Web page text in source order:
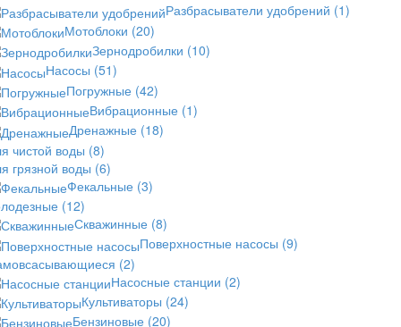
Разбрасыватели удобрений (1)
Мотоблоки (20)
Зернодробилки (10)
Насосы (51)
Погружные (42)
Вибрационные (1)
Дренажные (18)
чистой воды (8)
грязной воды (6)
Фекальные (3)
(12)
Скважинные (8)
Поверхностные насосы (9)
(2)
Насосные станции (2)
Культиваторы (24)
Бензиновые (20)